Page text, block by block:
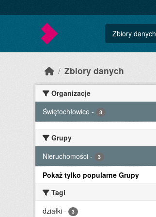
Zbiory danych
Zbiory danych
Organizacje
Świętochłowice - 3
Grupy
Nieruchomości - 3
Pokaż tylko popularne Grupy
Tagi
działki - 3